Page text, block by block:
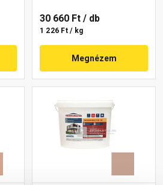
30 660 Ft / db
1 226 Ft / kg
Megnézem